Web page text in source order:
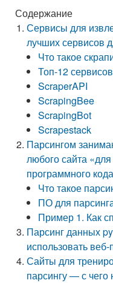
Содержание
Сервисы для
лучших сервисов
Что такое
Топ-12
ScraperAPI
ScrapingBee
ScrapingBot
Scrapestack
Парсингом
любого сайта
программного кода
Что такое
ПО для
Пример 1. Как
Парсинг данных
использовать веб-
Сайты для
парсингу — с чего